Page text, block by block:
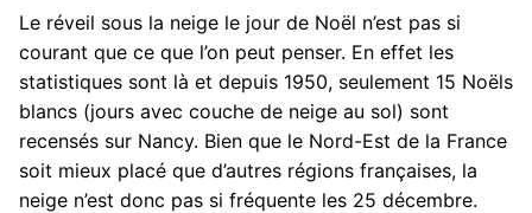
Le réveil sous la neige le jour de Noël n’est pas si
courant que ce que l’on peut penser. En effet les
statistiques sont là et depuis 1950, seulement 15 Noëls
blancs (jours avec couche de neige au sol) sont
recensés sur Nancy. Bien que le Nord-Est de la France
soit mieux placé que d’autres régions françaises, la
neige n’est donc pas si fréquente les 25 décembre.